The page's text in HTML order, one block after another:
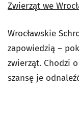
Zwierząt we
Wrocławskie
zapowiedzią –
zwierząt. Chodzi
szansę je